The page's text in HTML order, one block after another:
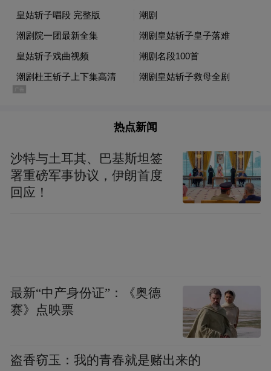
的笔墨、局部服从整体气势。
如驴，然力大善驮，亦驴马所不及也。
余尝将民间成语“貌合神离，似是而非”八
写意画，且自谓与古人之“遗形得神”、“离象
而求”诸语有合。
热点新闻
沙特与土耳其、巴基斯坦签
署重磅军事协议，伊朗首度
回应！
最新“中产身份证”：《奥德
赛》点映票
盗香窃玉：我的青春就是赌出来的